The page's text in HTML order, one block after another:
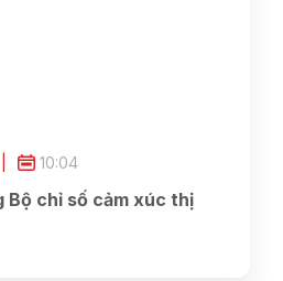
Bộ chỉ số cảm xúc thị
10:04